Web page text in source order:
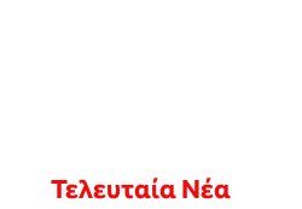
Τελευταία Νέα